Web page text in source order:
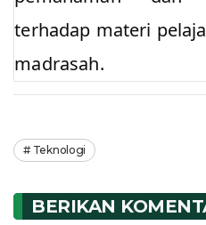
terhadap materi
madrasah.
Teknologi
BERIKAN